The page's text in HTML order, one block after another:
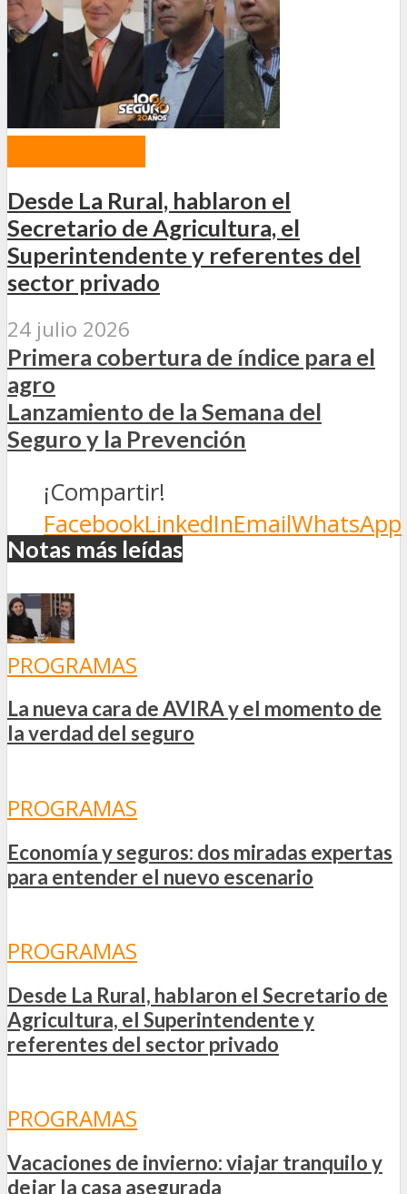
Desde La Rural, hablaron el
Secretario de Agricultura, el
Superintendente y referentes del
sector privado
24 julio 2026
Primera cobertura de índice para el
agro
Lanzamiento de la Semana del
Seguro y la Prevención
¡Compartir!
FacebookLinkedInEmailWhatsApp
Notas más leídas
PROGRAMAS
La nueva cara de AVIRA y el momento de
la verdad del seguro
PROGRAMAS
Economía y seguros: dos miradas expertas
para entender el nuevo escenario
PROGRAMAS
Desde La Rural, hablaron el Secretario de
Agricultura, el Superintendente y
referentes del sector privado
PROGRAMAS
Vacaciones de invierno: viajar tranquilo y
dejar la casa asegurada